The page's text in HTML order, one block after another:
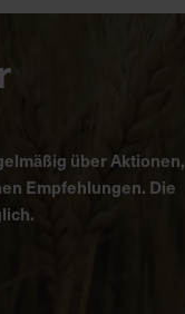
über Aktionen,
Empfehlungen. Die